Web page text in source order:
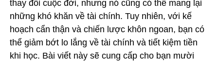
thay đổi cuộc đời, nhưng nó cũng có thể mang lại
những khó khăn về tài chính. Tuy nhiên, với kế
hoạch cẩn thận và chiến lược khôn ngoan, bạn có
thể giảm bớt lo lắng về tài chính và tiết kiệm tiền
khi học. Bài viết này sẽ cung cấp cho bạn mười